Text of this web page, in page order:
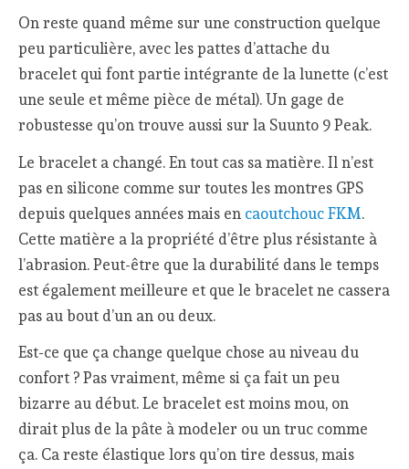
On reste quand même sur une construction quelque
peu particulière, avec les pattes d’attache du
bracelet qui font partie intégrante de la lunette (c’est
une seule et même pièce de métal). Un gage de
robustesse qu’on trouve aussi sur la Suunto 9 Peak.
Le bracelet a changé. En tout cas sa matière. Il n’est
pas en silicone comme sur toutes les montres GPS
depuis quelques années mais en caoutchouc FKM.
Cette matière a la propriété d’être plus résistante à
l’abrasion. Peut-être que la durabilité dans le temps
est également meilleure et que le bracelet ne cassera
pas au bout d’un an ou deux.
Est-ce que ça change quelque chose au niveau du
confort ? Pas vraiment, même si ça fait un peu
bizarre au début. Le bracelet est moins mou, on
dirait plus de la pâte à modeler ou un truc comme
ça. Ca reste élastique lors qu’on tire dessus, mais